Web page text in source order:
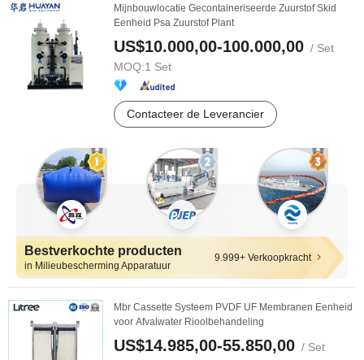
Mijnbouwlocatie Gecontaineriseerde Zuurstof Skid
Eenheid Psa Zuurstof Plant
US$10.000,00-100.000,00 / Set
MOQ:1 Set
Contacteer de Leverancier
Bestverkochte producten
in Milieubescherming Apparatuur
9.999+ Verkoopkracht
Mbr Cassette Systeem PVDF UF Membranen Eenheid
voor Afvalwater Rioolbehandeling
US$14.985,00-55.850,00 / Set